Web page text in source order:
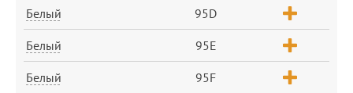
Белый 95D
Белый 95E
Белый 95F